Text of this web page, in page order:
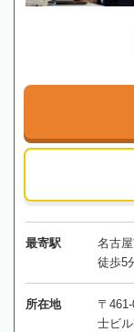
最寄駅
名古
徒歩5
所在地
〒
士ビ